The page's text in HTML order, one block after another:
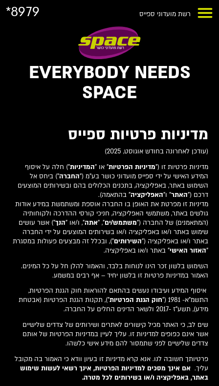
רשת מועדוני ספייס *8979
EVERYBODY NEEDS
SPACE
מדיניות פרטיות ספייס
(עודכן לאחרונה בחודש אוגוסט, 2025)
מדיניות פרטיות זו ("מדיניות הפרטיות" או "המדיניות") חלה על איסוף
המידע האישי על ידי ספייס מועדוני כושר בע"מ ("החברה") ביחס אל
השימוש באתר, באפליקציה, בתכנים הכלולים בהם ובשירותים המוצעים
דרכם ("האתר" ו"האפליקציה" בהתאמה).
מדיניות זו מפרטת את האופן בו החברה אוספת ומשתמשת במידע אודות
גולשים באתר, משתמשי האפליקציה, חניכי קורסי ההדרכה ולקוחותיה
(המתאמנים) של החברה ("משתמש/ים", "אתה", ו/או "הנך") אשר עושים
שימוש באתר ו/או באפליקציה ו/או בשירותים המוצעים על ידי החברה
באתר ו/או באפליקציה ("השירותים"), ובכלל זה מבצעים פעולות במסגרת
"האזור האישי" באתר ו/או באפליקציה.
השימוש בלשון זכר הינו לנוחות בלבד, והאמור להלן חל על כל המינים.
האמור במדיניות פרטיות זו בלשון יחיד – אף רבים במשמע.
איסוף המידע ועיבודו נעשים בהתאם להוראות חוק הגנת הפרטיות,
התשמ"א- 1981 ("
חוק הגנת הפרטיות"), תקנות הגנת הפרטיות (אבטחת
מידע), תשע"ז -2017 ולשאר הדינים החלים על החברה.
שים לב, כי האתר מכיל קישורים לאתרים ושירותים של צדדים שלישיים
אשר אינם כפופים למדיניות זו. עליך לעיין במדיניות הפרטיות של אותם
צדדים שלישיים לפני שתמסור להם מידע אישי כלשהו.
פרטיותך חשובה לנו. אנא קרא מדיניות זו בעיון וודא כי האמור בה מקובל
עליך. אם אינך מסכים למדיניות הפרטיות, אינך רשאי לעשות שימוש
באתר, באפליקציה ו/או בשירותים לכל מטרה.